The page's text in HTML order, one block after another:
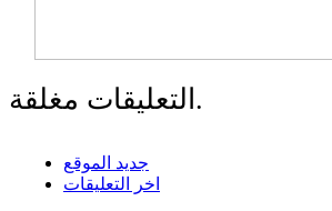
التعليقات مغلقة.
جديد الموقع
اخر التعليقات